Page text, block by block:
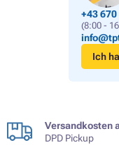
+43
(8:00 -
Ich
Versandkosten
DPD Pickup